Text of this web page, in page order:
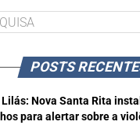
POSTS
Nova Santa Rita
para alertar sobre a